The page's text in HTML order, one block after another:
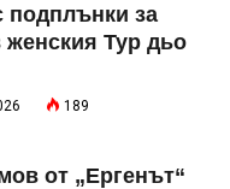
подплънки за
женския Тур дьо
189
от „Ергенът“